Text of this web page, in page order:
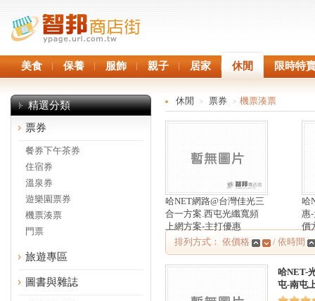
美食 保養 服飾 親子 居家 休閒 限時特
精選分類
票券
餐券下午茶券
住宿券
溫泉券
遊樂園票券
機票湊票
門票
旅遊專區
圖書與雜誌
休閒 > 票券 > 機票湊票
哈NET網路@台灣佳光三
合一方案.西屯光纖寬頻
上網方案-主打優惠
哈
惠
價
排列方式： 依價格
/ 依時間
哈NET-
屯-南屯